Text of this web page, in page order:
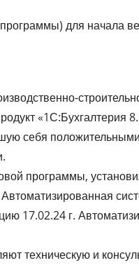
для начала
«1С:Бухгалтерия
себя
программы,
17.02.24 г.
техническую и